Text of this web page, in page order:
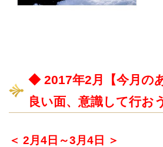
◆ 2017年2月【今月の
良い面、意識して行お
＜ 2月4日～3月4日 ＞